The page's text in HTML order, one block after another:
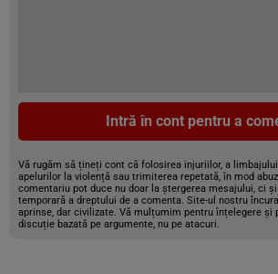
Intră în cont pentru a
Vă rugăm să țineți cont că folosirea injuriilor, a
apelurilor la violență sau trimiterea repetată, în mod
comentariu pot duce nu doar la ștergerea mesajului, ci
temporară a dreptului de a comenta. Site-ul nostru
aprinse, dar civilizate. Vă mulțumim pentru înțelegere și
discuție bazată pe argumente, nu pe atacuri.